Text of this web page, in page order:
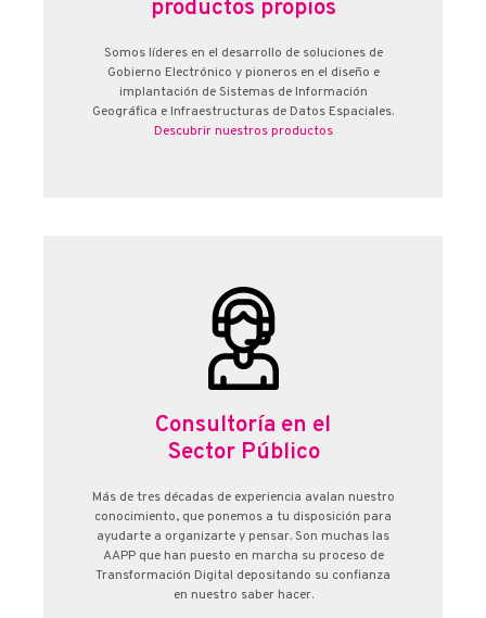
productos propios
Somos líderes en el desarrollo de soluciones de
Gobierno Electrónico y pioneros en el diseño e
implantación de Sistemas de Información
Geográfica e Infraestructuras de Datos Espaciales.
Descubrir nuestros productos
Consultoría en el
Sector Público
Más de tres décadas de experiencia avalan nuestro
conocimiento, que ponemos a tu disposición para
ayudarte a organizarte y pensar. Son muchas las
AAPP que han puesto en marcha su proceso de
Transformación Digital depositando su confianza
en nuestro saber hacer.